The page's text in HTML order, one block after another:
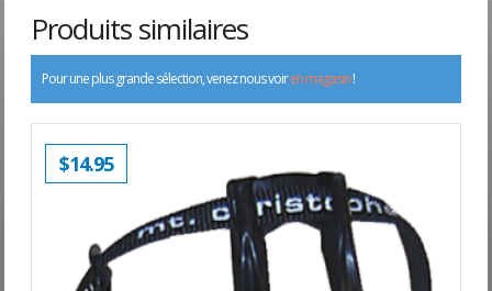
Produits similaires
Pour une plus grande sélection, venez nous voiren magasin!
$14.95